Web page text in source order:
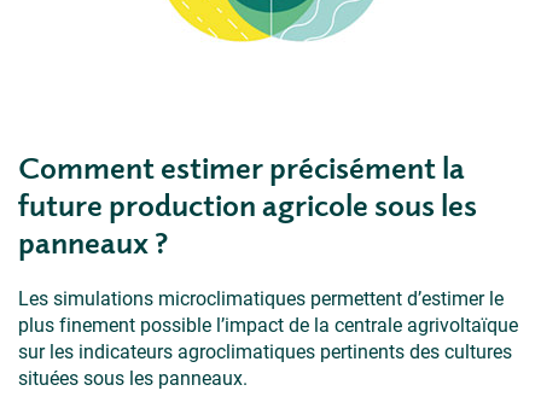
Comment estimer précisément la
future production agricole sous les
panneaux ?
Les simulations microclimatiques permettent d’estimer le
plus finement possible l’impact de la centrale agrivoltaïque
sur les indicateurs agroclimatiques pertinents des cultures
situées sous les panneaux.